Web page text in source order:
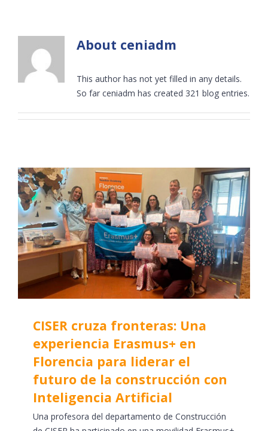
About ceniadm
This author has not yet filled in any details.
So far ceniadm has created 321 blog entries.
CISER cruza fronteras: Una
experiencia Erasmus+ en
Florencia para liderar el
futuro de la construcción con
Inteligencia Artificial
Una profesora del departamento de Construcción